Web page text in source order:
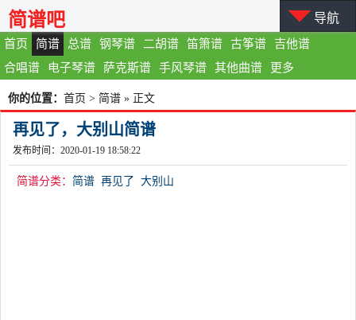
首页 简谱 总谱 钢琴谱 二胡谱 笛箫谱 古筝谱
吉他谱
合唱谱
电子琴谱 萨克斯谱 手风琴谱 其他曲谱 更多
简谱吧 导航
你的位置： 首页 > 简谱 » 正文
再见了，大别山简谱
发布时间：2020-01-19 18:58:22
简谱分类： 简谱 再见了 大别山